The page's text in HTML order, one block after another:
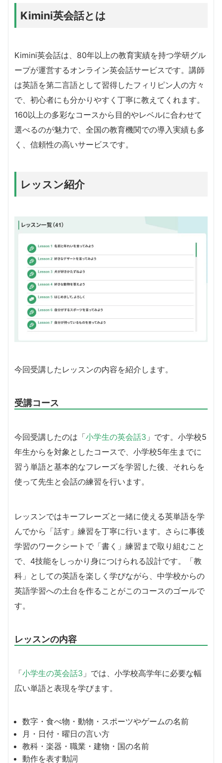
Kimini英会話とは
Kimini英会話は、80年以上の教育実績を持つ学研グル
ープが運営するオンライン英会話サービスです。講師
は英語を第二言語として習得したフィリピン人の方々
で、初心者にも分かりやすく丁寧に教えてくれます。
160以上の多彩なコースから目的やレベルに合わせて
選べるのが魅力で、全国の教育機関での導入実績も多
く、信頼性の高いサービスです。
レッスン紹介
今回受講したレッスンの内容を紹介します。
受講コース
今回受講したのは「小学生の英会話3 」です。小学校5
年生からを対象としたコースで、小学校5年生までに
習う単語と基本的なフレーズを学習した後、それらを
使って先生と会話の練習を行います。
レッスンではキーフレーズと一緒に使える英単語を学
んでから「話す」練習を丁寧に行います。さらに事後
学習のワークシートで「書く」練習まで取り組むこと
で、4技能をしっかり身につけられる設計です。「教
科」としての英語を楽しく学びながら、中学校からの
英語学習への土台を作ることがこのコースのゴールで
す。
レッスンの内容
「小学生の英会話3 」では、小学校高学年に必要な幅
広い単語と表現を学びます。
数字・食べ物・動物・スポーツやゲームの名前
月・日付・曜日の言い方
教科・楽器・職業・建物・国の名前
動作を表す動詞